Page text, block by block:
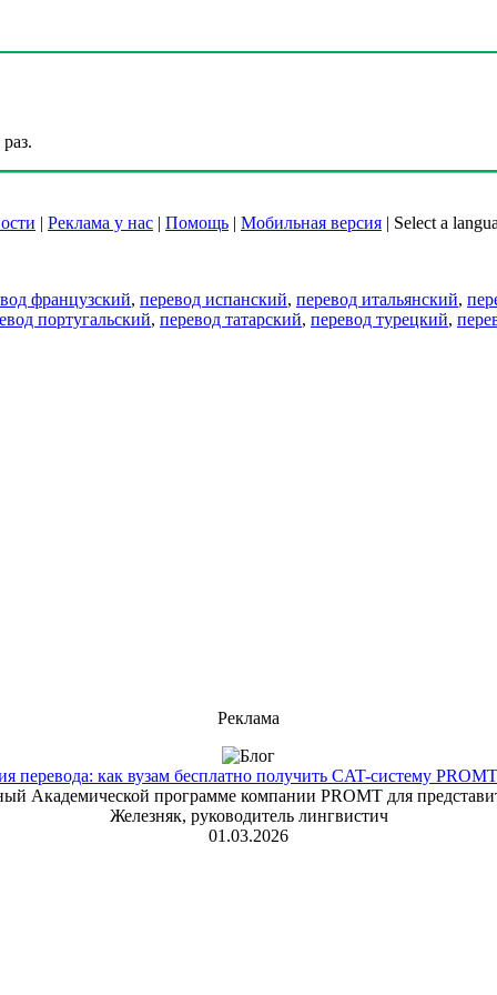
| Реклама у нас | Помощь | Мобильная версия | Select a
французский, перевод испанский, перевод итальянский,
португальский, перевод татарский, перевод турецкий,
Реклама
перевода: как вузам бесплатно получить CAT-систему
Академической программе компании PROMT для
Железняк, руководитель лингвистич
01.03.2026